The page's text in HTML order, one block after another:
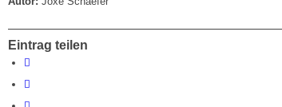
Eintrag teilen